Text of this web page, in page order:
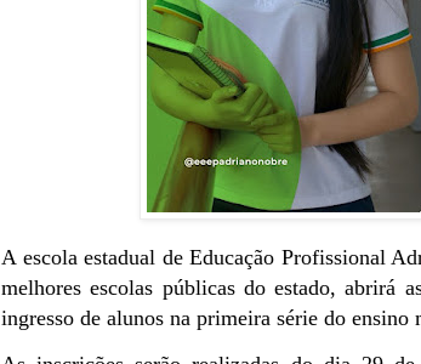
A escola estadual de Educação Profissional
melhores escolas públicas do estado, abrirá
ingresso de alunos na primeira série do